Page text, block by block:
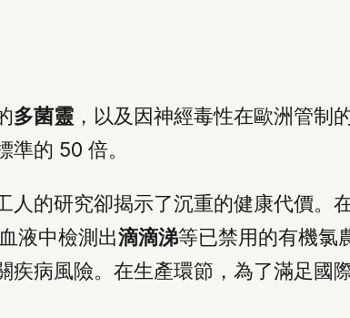
多菌靈 ，以及因神經毒性在歐洲管制
的 50 倍。
的研究卻揭示了沉重的健康代價。
液中檢測出滴滴涕等已禁用的有機氯
病風險。在生產環節，為了滿足國